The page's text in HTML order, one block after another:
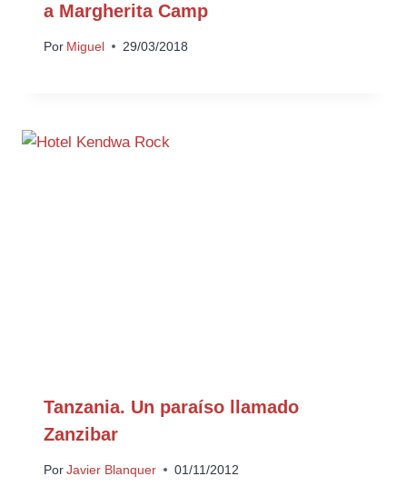
a Margherita Camp
Por Miguel 29/03/2018
Tanzania. Un paraíso llamado
Zanzibar
Por Javier Blanquer 01/11/2012